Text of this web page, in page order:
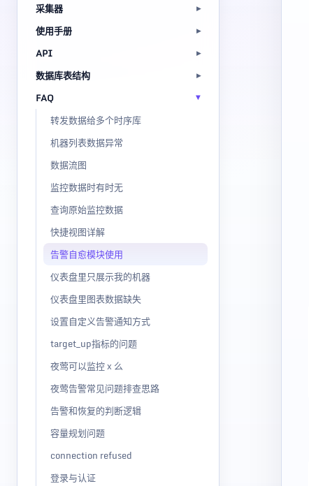
采集器
使用手册
API
数据库表结构
FAQ
转发数据给多个时序库
机器列表数据异常
数据流图
监控数据时有时无
查询原始监控数据
快捷视图详解
告警自愈模块使用
仪表盘里只展示我的机器
仪表盘里图表数据缺失
设置自定义告警通知方式
target_up指标的问题
夜莺可以监控 x 么
夜莺告警常见问题排查思路
告警和恢复的判断逻辑
容量规划问题
connection refused
登录与认证